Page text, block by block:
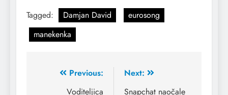
Tagged: Damjan David
eurosong
manekenka
Previous:
Voditeljica
Next:
Snapchat naočale